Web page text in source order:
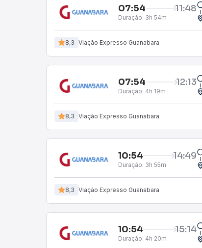
07:54 11:48
Duração: 3h 54m
8,3 Viação Expresso Guanabara
07:54 12:13
Duração: 4h 19m
8,3 Viação Expresso Guanabara
10:54 14:49
Duração: 3h 55m
8,3 Viação Expresso Guanabara
10:54 15:14
Duração: 4h 20m